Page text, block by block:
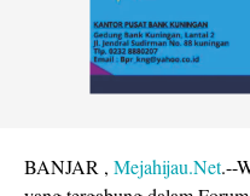
BANJAR , Mejahijau.Net.--